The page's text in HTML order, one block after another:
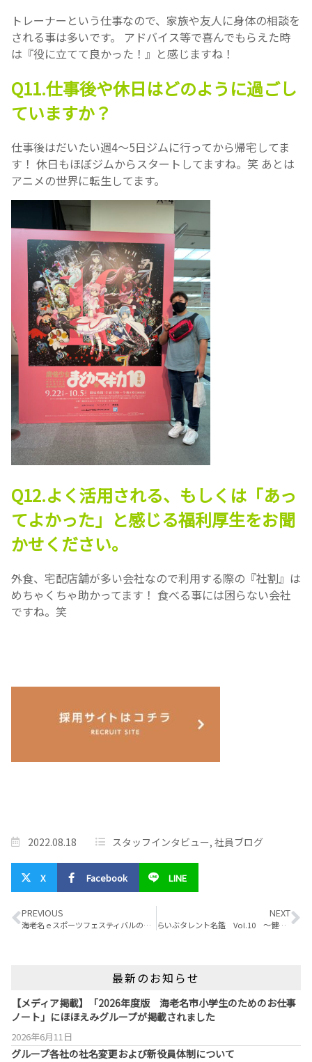
トレーナーという仕事なので、家族や友人に身体の相談を
される事は多いです。 アドバイス等で喜んでもらえた時
は『役に立てて良かった！』と感じますね！
Q11.仕事後や休日はどのように過ごし
ていますか？
仕事後はだいたい週4〜5日ジムに行ってから帰宅してま
す！ 休日もほぼジムからスタートしてますね。笑 あとは
アニメの世界に転生してます。
Q12.よく活用される、もしくは「あっ
てよかった」と感じる福利厚生をお聞
かせください。
外食、宅配店舗が多い会社なので利用する際の『社割』は
めちゃくちゃ助かってます！ 食べる事には困らない会社
ですね。笑
2022.08.18 スタッフインタビュー, 社員ブログ
X Facebook LINE
PREVIOUS
海老名ｅスポーツフェスティバルのお手伝いに行きました！
NEXT
らいぶタレント名鑑 Vol.10 ～健康～
最新のお知らせ
【メディア掲載】「2026年度版 海老名市小学生のためのお仕事
ノート」にほほえみグループが掲載されました
2026年6月11日
グループ各社の社名変更および新役員体制について